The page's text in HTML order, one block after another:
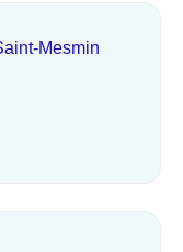
Mesmin